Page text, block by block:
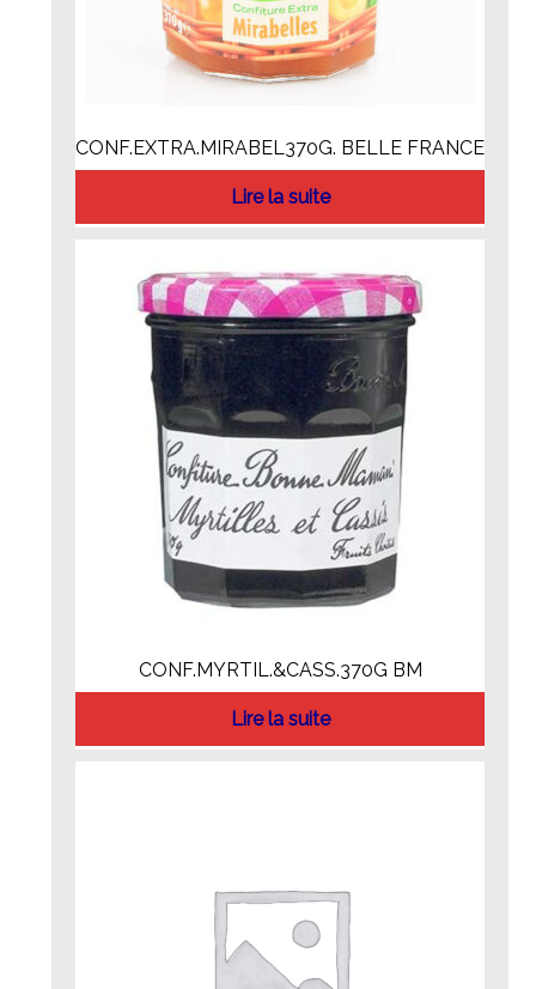
CONF.EXTRA.MIRABEL370G. BELLE FRANCE
Lire la suite
CONF.MYRTIL.&CASS.370G BM
Lire la suite